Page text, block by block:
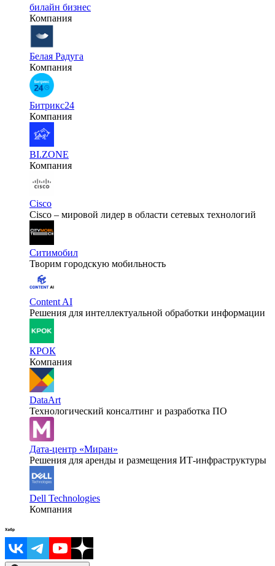
билайн бизнес
Компания
Белая Радуга
Компания
Битрикс24
Компания
BI.ZONE
Компания
Cisco
Cisco – мировой лидер в области сетевых технологий
Ситимобил
Творим городскую мобильность
Content AI
Решения для интеллектуальной обработки информации
КРОК
Компания
DataArt
Технологический консалтинг и разработка ПО
Дата-центр «Миран»
Решения для аренды и размещения ИТ-инфраструктуры
Dell Technologies
Компания